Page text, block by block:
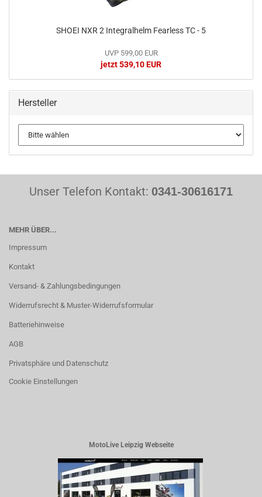
SHOEI NXR 2 Integralhelm Fearless TC - 5
UVP 599,00 EUR
jetzt 539,10 EUR
Hersteller
Unser Telefon Kontakt: 0341-30616171
MEHR ÜBER...
Impressum
Kontakt
Versand- & Zahlungsbedingungen
Widerrufsrecht & Muster-Widerrufsformular
Batteriehinweise
AGB
Privatsphäre und Datenschutz
Cookie Einstellungen
MotoLive Leipzig Webseite